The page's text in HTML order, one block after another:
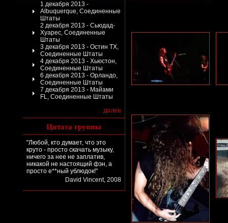
1 декабря 2013 -
Albuquerque, Соединенные
Штаты
2 декабря 2013 - Сьюдад-
Хуарес, Соединенные
Штаты
3 декабря 2013 - Остин TX,
Соединенные Штаты
4 декабря 2013 - Хьюстон,
Соединенные Штаты
6 декабря 2013 - Орландо,
Соединенные Штаты
7 декабря 2013 - Майами
FL, Соединенные Штаты
далее
Цитата группы
"Любой, кто думает, что это
круто - просто скачать музыку,
ничего за нее не заплатив,
никакой не настоящий фэн, а
просто е**ный ублюдок!"
David Vincent, 2008